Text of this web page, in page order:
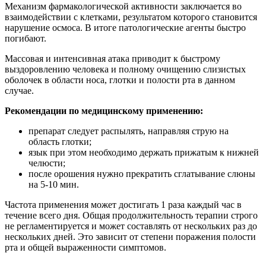
Механизм фармакологической активности заключается во
взаимодействии с клетками, результатом которого становится
нарушение осмоса. В итоге патологические агенты быстро
погибают.
Массовая и интенсивная атака приводит к быстрому
выздоровлению человека и полному очищению слизистых
оболочек в области носа, глотки и полости рта в данном
случае.
Рекомендации по медицинскому применению:
препарат следует распылять, направляя струю на
область глотки;
язык при этом необходимо держать прижатым к нижней
челюсти;
после орошения нужно прекратить сглатывание слюны
на 5-10 мин.
Частота применения может достигать 1 раза каждый час в
течение всего дня. Общая продолжительность терапии строго
не регламентируется и может составлять от нескольких раз до
нескольких дней. Это зависит от степени поражения полости
рта и общей выраженности симптомов.